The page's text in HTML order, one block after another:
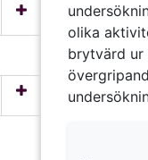
olika
brytvärd ur